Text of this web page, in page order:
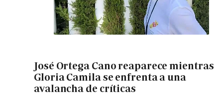
José Ortega Cano reaparece mientras
Gloria Camila se enfrenta a una
avalancha de críticas